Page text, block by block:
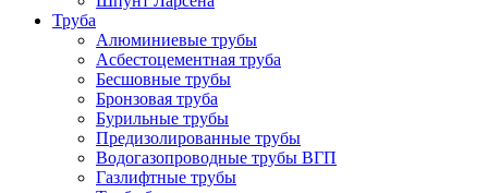
Труба
Алюминиевые трубы
Асбестоцементная труба
Бесшовные трубы
Бронзовая труба
Бурильные трубы
Предизолированные трубы
Водогазопроводные трубы ВГП
Газлифтные трубы